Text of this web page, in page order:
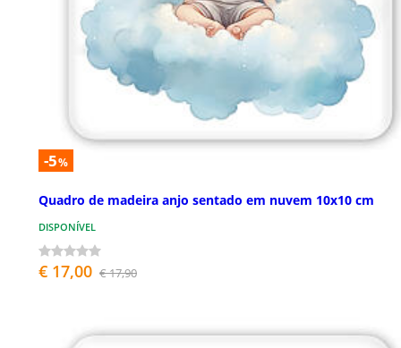
-5%
Quadro de madeira anjo sentado em nuvem 10x10 cm
DISPONÍVEL
€ 17,00 € 17,90